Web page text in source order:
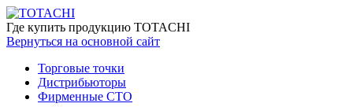
Где купить продукцию TOTACHI
Вернуться на основной сайт
Торговые точки
Дистрибьюторы
Фирменные СТО